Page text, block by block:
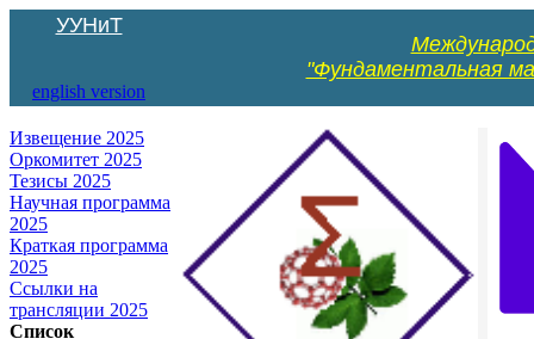
УУНиТ
english version
"Фундаментальная
Извещение 2025
Оркомитет 2025
Тезисы 2025
Научная программа
2025
Краткая программа
2025
Cсылки на
трансляции 2025
Список